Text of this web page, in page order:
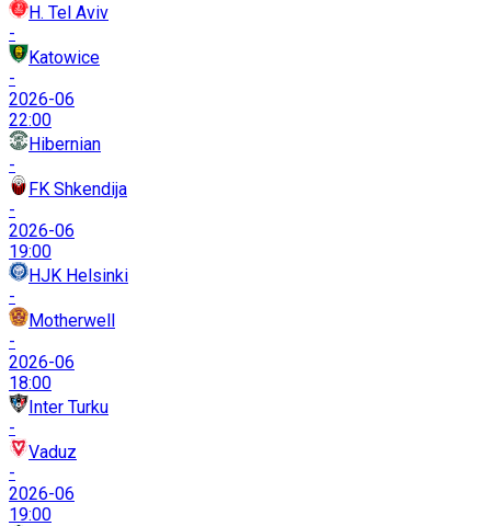
H. Tel Aviv
-
Katowice
-
2026-06
22:00
Hibernian
-
FK Shkendija
-
2026-06
19:00
HJK Helsinki
-
Motherwell
-
2026-06
18:00
Inter Turku
-
Vaduz
-
2026-06
19:00